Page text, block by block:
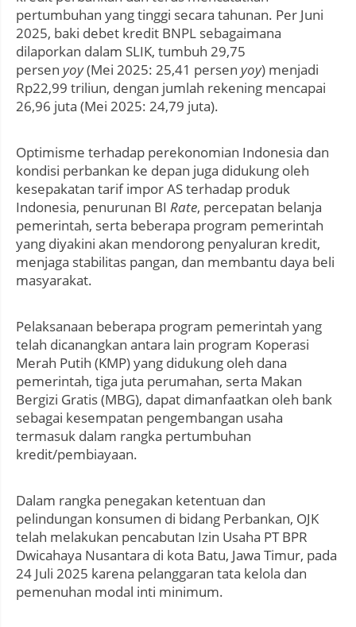
pertumbuhan yang tinggi secara tahunan. Per Juni
2025, baki debet kredit BNPL sebagaimana
dilaporkan dalam SLIK, tumbuh 29,75
persen yoy(Mei 2025: 25,41 persen yoy) menjadi
Rp22,99 triliun, dengan jumlah rekening mencapai
26,96 juta (Mei 2025: 24,79 juta).
Optimisme terhadap perekonomian Indonesia dan
kondisi perbankan ke depan juga didukung oleh
kesepakatan tarif impor AS terhadap produk
Indonesia, penurunan BI Rate, percepatan belanja
pemerintah, serta beberapa program pemerintah
yang diyakini akan mendorong penyaluran kredit,
menjaga stabilitas pangan, dan membantu daya beli
masyarakat.
Pelaksanaan beberapa program pemerintah yang
telah dicanangkan antara lain program Koperasi
Merah Putih (KMP) yang didukung oleh dana
pemerintah, tiga juta perumahan, serta Makan
Bergizi Gratis (MBG), dapat dimanfaatkan oleh bank
sebagai kesempatan pengembangan usaha
termasuk dalam rangka pertumbuhan
kredit/pembiayaan.
Dalam rangka penegakan ketentuan dan
pelindungan konsumen di bidang Perbankan, OJK
telah melakukan pencabutan Izin Usaha PT BPR
Dwicahaya Nusantara di kota Batu, Jawa Timur, pada
24 Juli 2025 karena pelanggaran tata kelola dan
pemenuhan modal inti minimum.